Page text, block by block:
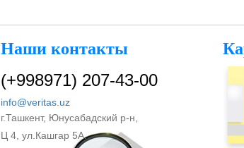
Наши контакты
(+998971) 207-43-00
info@veritas.uz
г.Ташкент, Юнусабадский р-н,
Ц 4, ул.Кашгар 5А.